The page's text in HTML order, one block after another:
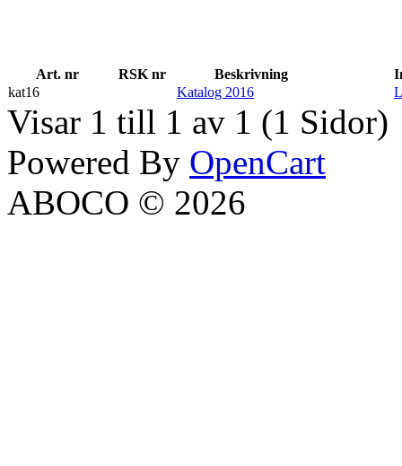
Art. nr RSK nr Beskrivning
kat16
Katalog 2016
Visar 1 till 1 av 1 (1 Sidor)
Powered By OpenCart
ABOCO © 2026